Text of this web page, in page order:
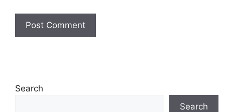
Search
Search